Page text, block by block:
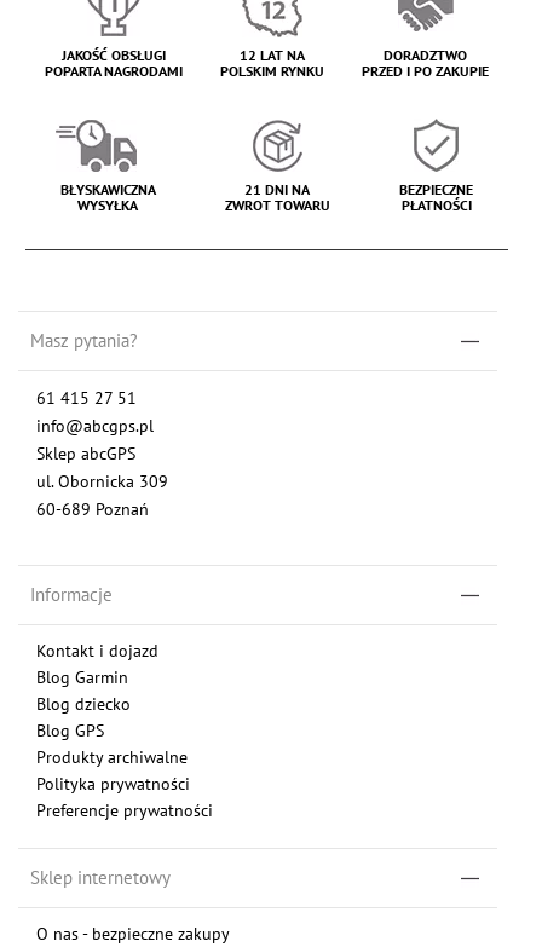
JAKOŚĆ OBSŁUGI
POPARTA NAGRODAMI
12 LAT NA
POLSKIM RYNKU
DORADZTWO
PRZED I PO ZAKUPIE
BŁYSKAWICZNA
WYSYŁKA
21 DNI NA
ZWROT TOWARU
BEZPIECZNE
PŁATNOŚCI
Masz pytania?
61 415 27 51
info@abcgps.pl
Sklep abcGPS
ul. Obornicka 309
60-689 Poznań
Informacje
Kontakt i dojazd
Blog Garmin
Blog dziecko
Blog GPS
Produkty archiwalne
Polityka prywatności
Preferencje prywatności
Sklep internetowy
O nas - bezpieczne zakupy